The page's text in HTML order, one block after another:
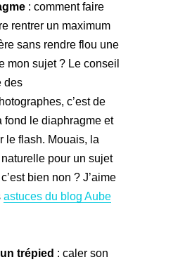
: comment faire
rentrer un maximum
sans rendre flou une
mon sujet ? Le conseil
des
c’est de
fond le diaphragme et
le flash. Mouais, la
naturelle pour un sujet
bien non ? J’aime
astuces du blog Aube
trépied : caler son